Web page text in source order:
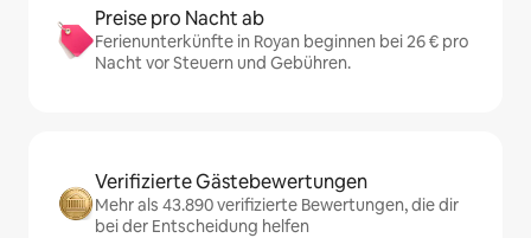
Preise pro Nacht ab
Ferienunterkünfte in Royan beginnen bei 26 € pro
Nacht vor Steuern und Gebühren.
Verifizierte Gästebewertungen
Mehr als 43.890 verifizierte Bewertungen, die dir
bei der Entscheidung helfen